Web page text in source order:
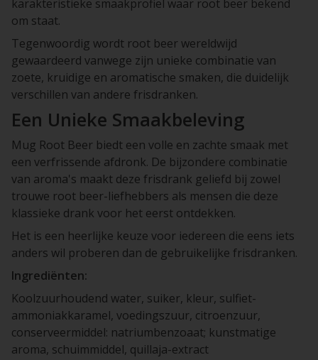
karakteristieke smaakprofiel waar root beer bekend
om staat.
Tegenwoordig wordt root beer wereldwijd
gewaardeerd vanwege zijn unieke combinatie van
zoete, kruidige en aromatische smaken, die duidelijk
verschillen van andere frisdranken.
Een Unieke Smaakbeleving
Mug Root Beer biedt een volle en zachte smaak met
een verfrissende afdronk. De bijzondere combinatie
van aroma's maakt deze frisdrank geliefd bij zowel
trouwe root beer-liefhebbers als mensen die deze
klassieke drank voor het eerst ontdekken.
Het is een heerlijke keuze voor iedereen die eens iets
anders wil proberen dan de gebruikelijke frisdranken.
Ingrediënten:
Koolzuurhoudend water, suiker, kleur, sulfiet-
ammoniakkaramel, voedingszuur, citroenzuur,
conserveermiddel: natriumbenzoaat; kunstmatige
aroma, schuimmiddel, quillaja-extract